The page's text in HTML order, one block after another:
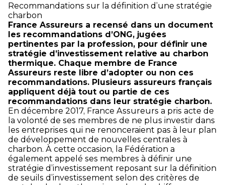
Recommandations sur la définition d’une stratégie
charbon
France Assureurs a recensé dans un document
les recommandations d’ONG, jugées
pertinentes par la profession, pour définir une
stratégie d’investissement relative au charbon
thermique. Chaque membre de France
Assureurs reste libre d’adopter ou non ces
recommandations. Plusieurs assureurs français
appliquent déjà tout ou partie de ces
recommandations dans leur stratégie charbon.
En décembre 2017, France Assureurs a pris acte de
la volonté de ses membres de ne plus investir dans
les entreprises qui ne renonceraient pas à leur plan
de développement de nouvelles centrales à
charbon. À cette occasion, la Fédération a
également appelé ses membres à définir une
stratégie d’investissement reposant sur la définition
de seuils d’investissement selon des critères de